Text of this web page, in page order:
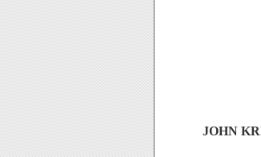
JOHN